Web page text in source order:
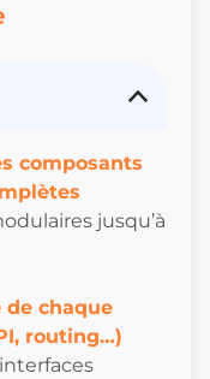
composants
jusqu’à
chaque
routing…)